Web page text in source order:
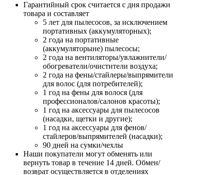
Гарантийный срок считается с дня продажи
товара и составляет
5 лет для пылесосов, за исключением
портативных (аккумуляторных);
2 года на портативные
(аккумуляторыне) пылесосы;
2 года на вентиляторы/увлажнители/
обогреватели/очистители воздуха;
2 года на фены/стайлеры/выпрямители
для волос (для потребителей);
1 год на фены для волося (для
профессионалов/салонов красоты);
1 год на аксессуары для пылесосов
(насадки, щетки и другие);
1 год на аксессуары для фенов/
стайлеров/выпрямителей (насадки);
90 дней на сумки/чехлы
Наши покупатели могут обменять или
вернуть товар в течение 14 дней. Обмен/
возврат осуществляется в отделениях